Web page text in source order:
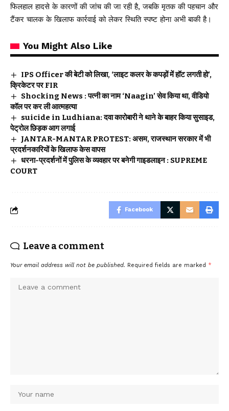
फिलहाल हादसे के कारणों की जांच की जा रही है, जबकि मृतक की पहचान और
टैंकर चालक के खिलाफ कार्रवाई को लेकर स्थिति स्पष्ट होना अभी बाकी है।
You Might Also Like
IPS Officer की बेटी को लिखा, ‘लाइट कलर के कपड़ों में हॉट लगती हो’,
क्रिकेटर पर FIR
Shocking News : पत्नी का नाम ‘Naagin’ सेव किया था, वीडियो
कॉल पर कर ली आत्महत्या
suicide in Ludhiana: दवा कारोबारी ने थाने के बाहर किया सुसाइड,
पेट्रोल छिड़क आग लगाई
JANTAR-MANTAR PROTEST: असम, राजस्थान सरकार में भी
प्रदर्शनकारियों के खिलाफ केस वापस
धरना-प्रदर्शनों में पुलिस के व्यवहार पर बनेगी गाइडलाइन : SUPREME
COURT
Facebook
Leave a comment
Your email address will not be published. Required fields are marked *